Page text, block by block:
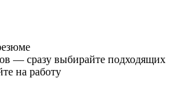
— сразу выбирайте подходящих
на работу